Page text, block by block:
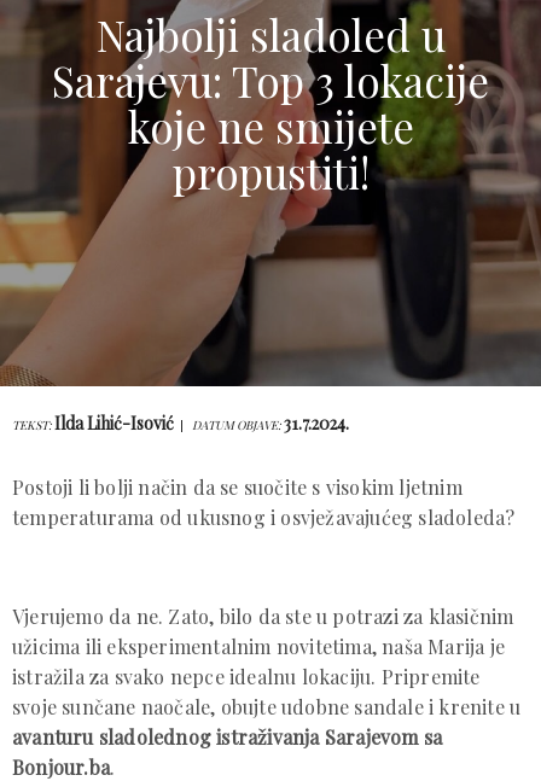
Najbolji sladoled u
Sarajevu: Top 3 lokacije
koje ne smijete
propustiti!
TEKST:Ilda Lihić-Isović DATUM OBJAVE:31.7.2024.
Postoji li bolji način da se suočite s visokim ljetnim
temperaturama od ukusnog i osvježavajućeg sladoleda?
Vjerujemo da ne. Zato, bilo da ste u potrazi za klasičnim
užicima ili eksperimentalnim novitetima, naša Marija je
istražila za svako nepce idealnu lokaciju. Pripremite
svoje sunčane naočale, obujte udobne sandale i krenite u
avanturu sladolednog istraživanja Sarajevom sa
Bonjour.ba.